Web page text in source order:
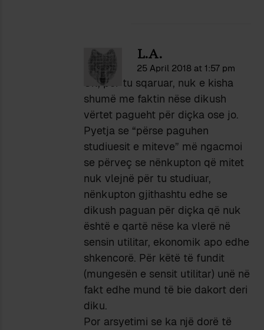
L.A.
25 April 2018 at 1:57 pm
Ok, për tu sqaruar, nuk e kisha
shumë me faktin nëse dikush
vërtet pagueht për diçka ose jo.
Pyetja se “përse paguhen
studiuesit e miteve” më ngacmoi
se përveç se nënkupton që mitet
nuk vlejnë për tu studiuar,
nënkupton gjithashtu edhe se
dikush paguan për diçka që nuk
është e qartë nëse ka vlerë në
sensin utilitar, ekonomik apo edhe
shkencorë. Për këtë të fundit
(mungesën e sensit utilitar) unë në
fakt edhe mund të bie dakort deri
diku.
Por arsyetimi se ka një dorë të